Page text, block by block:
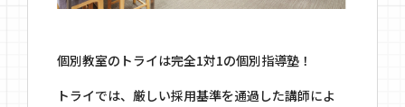
個別教室のトライは完全1対1の個別指導塾！
トライでは、厳しい採用基準を通過した講師によ